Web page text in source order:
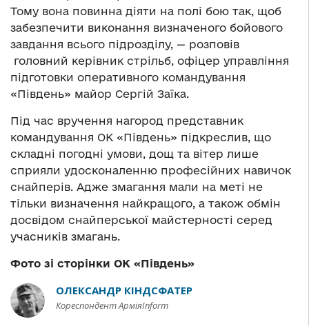
Тому вона повинна діяти на полі бою так, щоб
забезпечити виконання визначеного бойового
завдання всього підрозділу, — розповів
головний керівник стрільб, офіцер управління
підготовки оперативного командування
«Південь» майор Сергій Заїка.
Під час вручення нагород представник
командування ОК «Південь» підкреслив, що
складні погодні умови, дощ та вітер лише
сприяли удосконаленню професійних навичок
снайперів. Адже змагання мали на меті не
тільки визначення найкращого, а також обмін
досвідом снайперської майстерності серед
учасників змагань.
Фото зі сторінки ОК «Південь»
ОЛЕКСАНДР КІНДСФАТЕР
Кореспондент АрміяInform